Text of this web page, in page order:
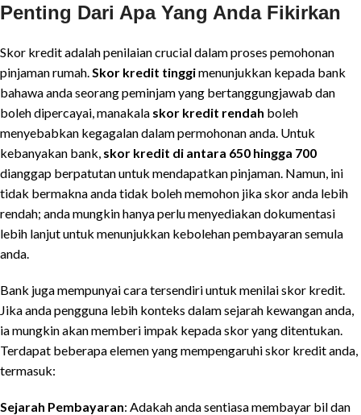
Penting Dari Apa Yang Anda Fikirkan
Skor kredit adalah penilaian crucial dalam proses pemohonan
pinjaman rumah. Skor kredit tinggimenunjukkan kepada bank
bahawa anda seorang peminjam yang bertanggungjawab dan
boleh dipercayai, manakala skor kredit rendah boleh
menyebabkan kegagalan dalam permohonan anda. Untuk
kebanyakan bank, skor kredit di antara 650 hingga 700
dianggap berpatutan untuk mendapatkan pinjaman. Namun, ini
tidak bermakna anda tidak boleh memohon jika skor anda lebih
rendah; anda mungkin hanya perlu menyediakan dokumentasi
lebih lanjut untuk menunjukkan kebolehan pembayaran semula
anda.
Bank juga mempunyai cara tersendiri untuk menilai skor kredit.
Jika anda pengguna lebih konteks dalam sejarah kewangan anda,
ia mungkin akan memberi impak kepada skor yang ditentukan.
Terdapat beberapa elemen yang mempengaruhi skor kredit anda,
termasuk:
Sejarah Pembayaran: Adakah anda sentiasa membayar bil dan